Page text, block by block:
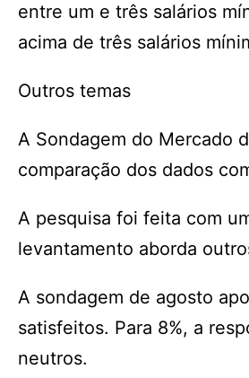
entre um e três salários
acima de três salários
Outros temas
A Sondagem do Mercado
comparação dos dados
A pesquisa foi feita com
levantamento aborda
A sondagem de agosto
satisfeitos. Para 8%, a
neutros.